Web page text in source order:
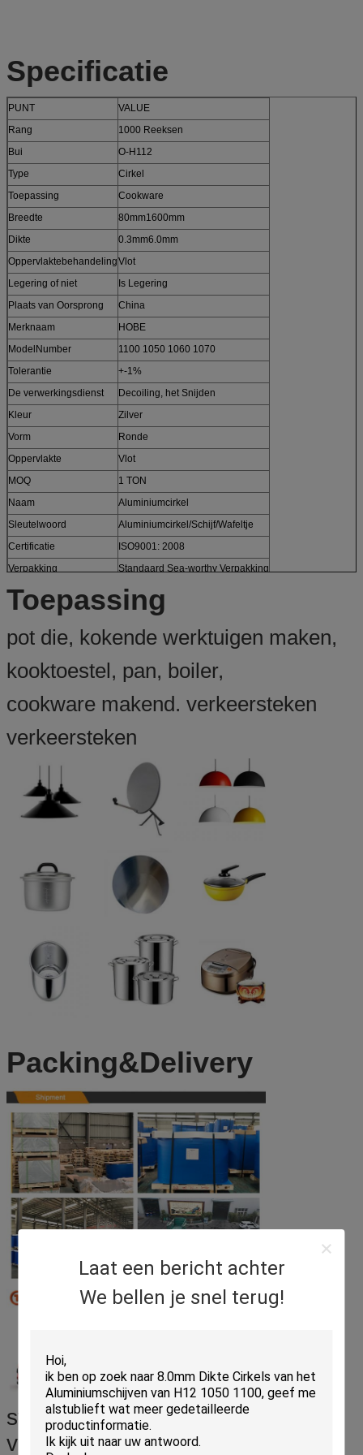
Laat een bericht achter
We bellen je snel terug!
Specificatie
PUNT
VALUE
Rang
1000 Reeksen
Bui
O-H112
Type
Cirkel
Toepassing
Cookware
Breedte
80mm1600mm
Dikte
0.3mm6.0mm
OppervlaktebehandelingVlot
Legering of niet
Is Legering
Plaats van Oorsprong
China
Merknaam
HOBE
ModelNumber
1100 1050 1060 1070
Tolerantie
+-1%
De verwerkingsdienst
Decoiling, het Snijden
Kleur
Zilver
Vorm
Ronde
Oppervlakte
Vlot
MOQ
1 TON
Naam
Aluminiumcirkel
Sleutelwoord
Aluminiumcirkel/Schijf/Wafeltje
Certificatie
ISO9001: 2008
Verpakking
Standaard Sea-worthy Verpakking
Toepassing
pot die, kokende werktuigen maken,
kooktoestel, pan, boiler,
cookware makend. verkeersteken
verkeersteken
Packing&Delivery
stukken cirkels - in het document
van het waterbewijs worden